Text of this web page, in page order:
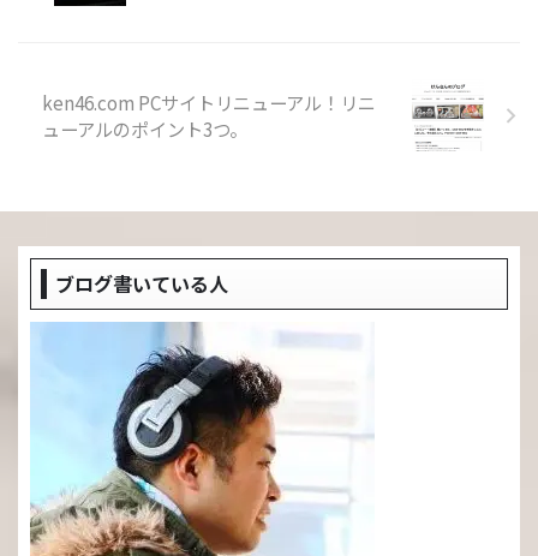
ken46.com PCサイトリニューアル！リニ
ューアルのポイント3つ。
ブログ書いている人